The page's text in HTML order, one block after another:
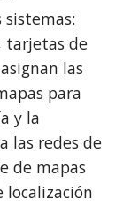
tarjetas de
las
para
y la
las redes de
de mapas
localización